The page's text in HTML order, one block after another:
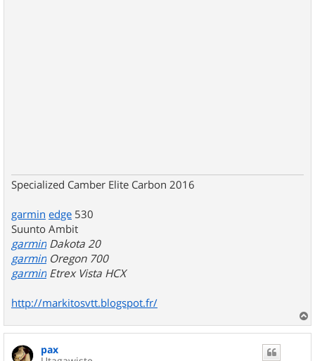
Specialized Camber Elite Carbon 2016
garmin edge 530
Suunto Ambit
garmin Dakota 20
garmin Oregon 700
garmin Etrex Vista HCX
http://markitosvtt.blogspot.fr/
a
pax